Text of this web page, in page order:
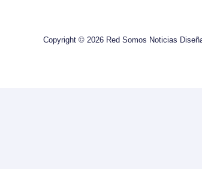
Copyright © 2026 Red Somos Noticias